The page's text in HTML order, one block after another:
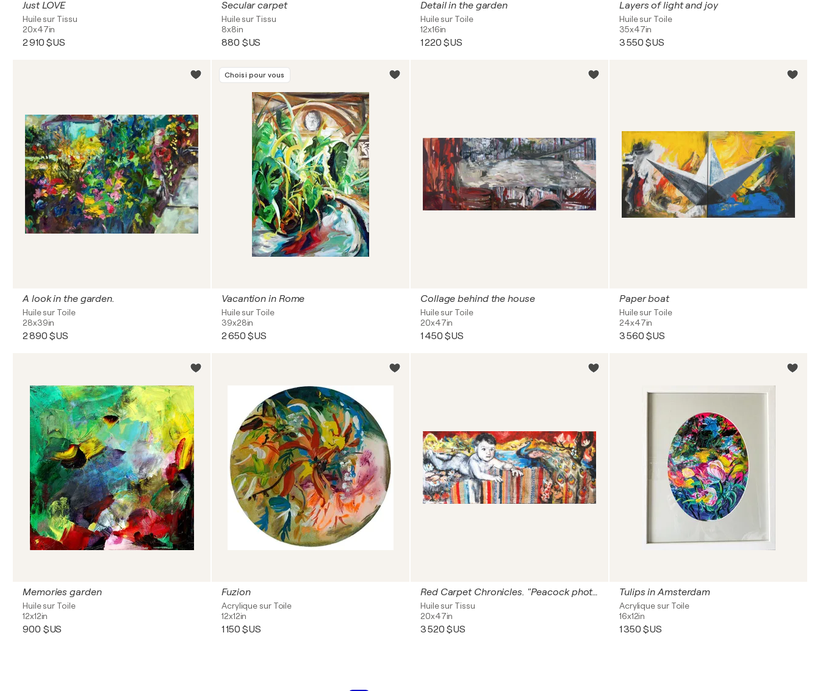
Just LOVE
Huile sur Tissu
20x47in
2 910 $US
Secular carpet
Huile sur Tissu
8x8in
880 $US
Detail in the garden
Huile sur Toile
12x16in
1 220 $US
Layers of light and joy
Huile sur Toile
35x47in
3 550 $US
A look in the garden.
Huile sur Toile
28x39in
2 890 $US
Choisi pour vous
Vacantion in Rome
Huile sur Toile
39x28in
2 650 $US
Collage behind the house
Huile sur Toile
20x47in
1 450 $US
Paper boat
Huile sur Toile
24x47in
3 560 $US
Memories garden
Huile sur Toile
12x12in
900 $US
Fuzion
Acrylique sur Toile
12x12in
1 150 $US
Red Carpet Chronicles. "Peacock photo."
Huile sur Tissu
20x47in
3 520 $US
Tulips in Amsterdam
Acrylique sur Toile
16x12in
1 350 $US